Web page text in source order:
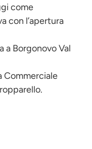
come
con l’apertura
a Borgonovo Val
Commerciale